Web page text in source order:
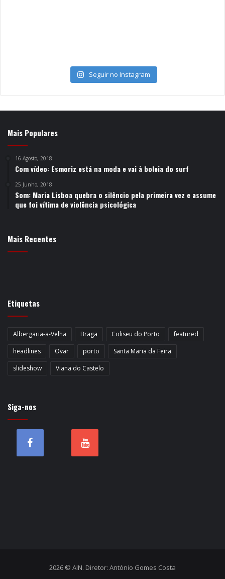
Seguir no Instagram
Mais Populares
16 Agosto, 2018
Com vídeo: Esmoriz está na moda e vai à boleia do surf
25 Junho, 2018
Som: Maria Lisboa quebra o silêncio pela primeira vez e assume
que foi vítima de violência psicológica
Mais Recentes
Etiquetas
Albergaria-a-Velha Braga Coliseu do Porto
featured
headlines
Ovar porto
Santa Maria da Feira
slideshow
Viana do Castelo
Siga-nos
2026 © AIN. Diretor: António Gomes Costa